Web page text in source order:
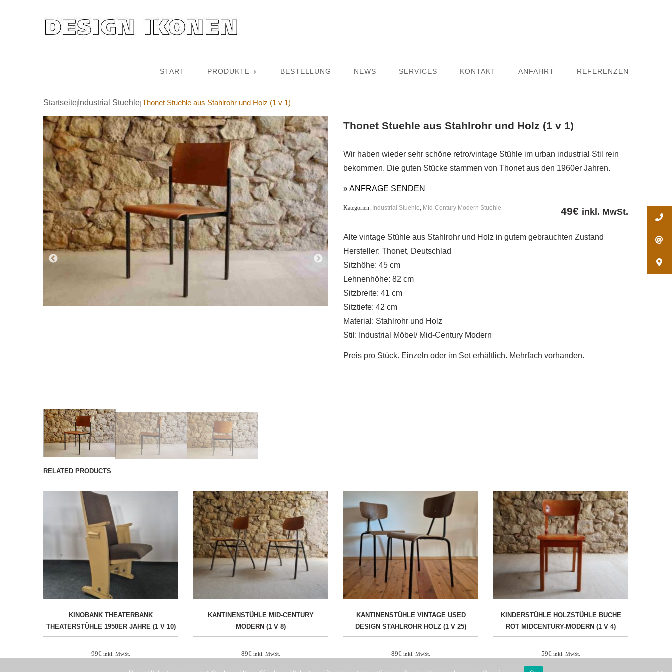
START PRODUKTE BESTELLUNG NEWS SERVICES KONTAKT ANFAHRT REFERENZEN
Startseite Industrial Stuehle Thonet Stuehle aus Stahlrohr und Holz (1 v 1)
Thonet Stuehle aus Stahlrohr und Holz (1 v 1)
Wir haben wieder sehr schöne retro/vintage Stühle im urban industrial Stil rein
bekommen. Die guten Stücke stammen von Thonet aus den 1960er Jahren.
» ANFRAGE SENDEN
49€ inkl. MwSt.
Kategorien: Industrial Stuehle, Mid-Century Modern Stuehle
Alte vintage Stühle aus Stahlrohr und Holz in gutem gebrauchten Zustand
Hersteller: Thonet, Deutschlad
Sitzhöhe: 45 cm
Lehnenhöhe: 82 cm
Sitzbreite: 41 cm
Sitztiefe: 42 cm
Material: Stahlrohr und Holz
Stil: Industrial Möbel/ Mid-Century Modern
Preis pro Stück. Einzeln oder im Set erhältlich. Mehrfach vorhanden.
RELATED PRODUCTS
KINOBANK THEATERBANK
THEATERSTÜHLE 1950ER JAHRE (1 V 10)
99€ inkl. MwSt.
KANTINENSTÜHLE MID-CENTURY
MODERN (1 V 8)
89€ inkl. MwSt.
KANTINENSTÜHLE VINTAGE USED
DESIGN STAHLROHR HOLZ (1 V 25)
89€ inkl. MwSt.
KINDERSTÜHLE HOLZSTÜHLE BUCHE
ROT MIDCENTURY-MODERN (1 V 4)
59€ inkl. MwSt.